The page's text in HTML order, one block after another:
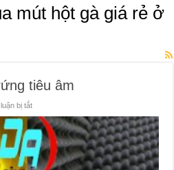
mút hột gà giá rẻ ở
tiêu âm
bị tắtở
công
dán
mút
trứng
tiêu
âm